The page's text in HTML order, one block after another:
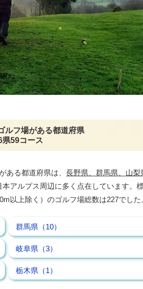
ルフ場がある都道府県
県59コース
ある都道府県は、 長野県、群馬県、山梨
アルプス周辺に多く点在しています。
以上除く）のゴルフ場総数は227でした
群馬県（10）
岐阜県（3）
栃木県（1）